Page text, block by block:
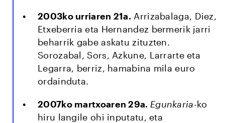
2003ko urriaren 21a. Arrizabalaga, Diez,
Etxeberria eta Hernandez bermerik jarri
beharrik gabe askatu zituzten.
Sorozabal, Sors, Azkune, Larrarte eta
Legarra, berriz, hamabina mila euro
ordainduta.
2007ko martxoaren 29a. Egunkaria-ko
hiru langile ohi inputatu, eta